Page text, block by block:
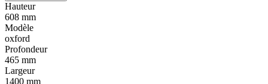
Hauteur
608 mm
Modèle
oxford
Profondeur
465 mm
Largeur
1400 mm